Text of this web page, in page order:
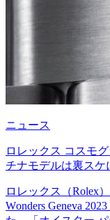
ニュース
ロレックス コスモ
チナモデルは裏スケ
ロレックス（Rolex
Wonders Geneva